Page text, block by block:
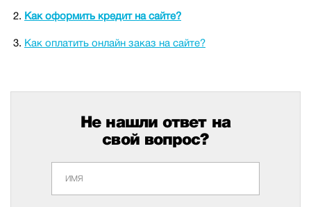
Как оформить кредит на сайте?
Как оплатить онлайн заказ на сайте?
Не нашли ответ на
свой вопрос?